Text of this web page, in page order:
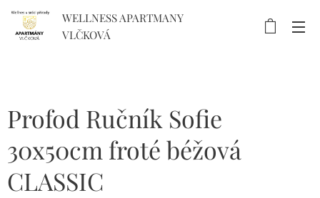
WELLNESS APARTMANY
VLČKOVÁ
Profod Ručník Sofie
30x50cm froté béžová
CLASSIC